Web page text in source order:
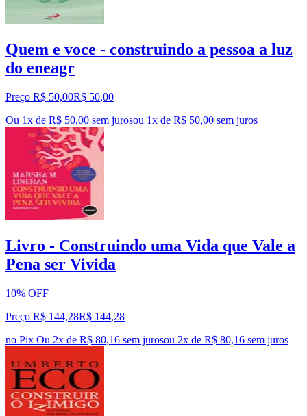
Quem e voce - construindo a pessoa a luz
do eneagr
Preço R$ 50,00R$ 50,00
Ou 1x de R$ 50,00 sem jurosou 1x de R$ 50,00 sem juros
Livro - Construindo uma Vida que Vale a
Pena ser Vivida
10% OFF
Preço R$ 144,28R$ 144,28
no Pix Ou 2x de R$ 80,16 sem jurosou 2x de R$ 80,16 sem juros